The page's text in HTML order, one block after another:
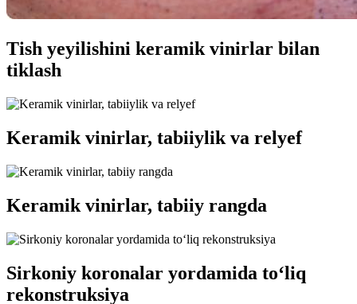
Tish yeyilishini keramik vinirlar bilan
tiklash
Keramik vinirlar, tabiiylik va relyef
Keramik vinirlar, tabiiy rangda
Sirkoniy koronalar yordamida to‘liq
rekonstruksiya